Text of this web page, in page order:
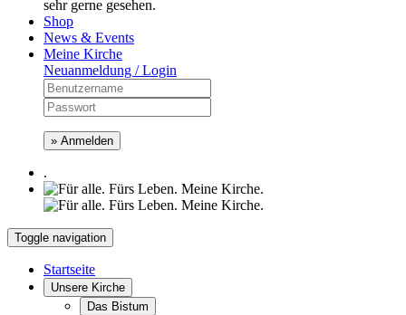
sehr gerne gesehen.
Shop
News & Events
Meine Kirche
Neuanmeldung / Login
» Anmelden
.
Toggle navigation
Startseite
Unsere Kirche
Das Bistum